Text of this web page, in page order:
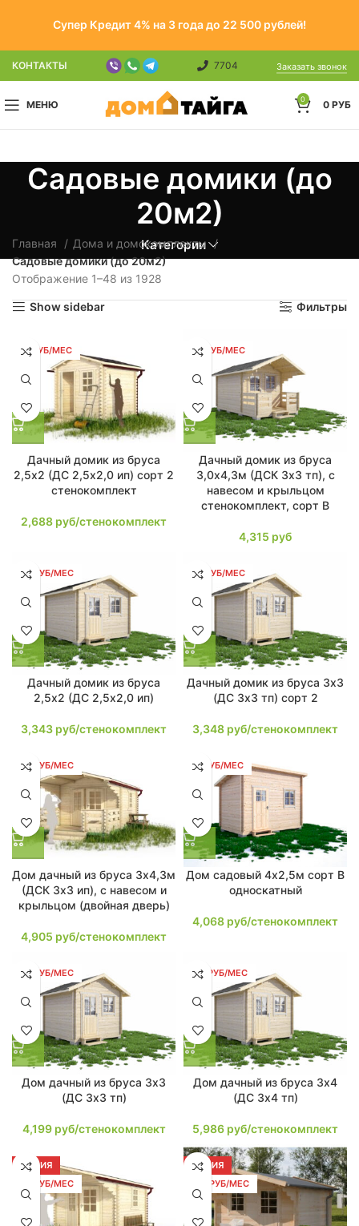
Супер Кредит 4% на 3 года до 22 500 рублей!
КОНТАКТЫ 7704 Заказать звонок
МЕНЮ 0 0 РУБ
Садовые домики (до
20м2)
Категории
Главная
Дома и домокомплекты
Садовые домики (до 20м2)
Отображение 1–48 из 1928
Show sidebar Фильтры
51 РУБ/МЕС
Дачный домик из бруса
2,5х2 (ДС 2,5х2,0 ип) сорт 2
стенокомплект
2,688 руб/стенокомплект
82 РУБ/МЕС
Дачный домик из бруса
3,0х4,3м (ДСК 3х3 тп), с
навесом и крыльцом
стенокомплект, сорт В
4,315 руб
64 РУБ/МЕС
Дачный домик из бруса
2,5х2 (ДС 2,5х2,0 ип)
3,343 руб/стенокомплект
64 РУБ/МЕС
Дачный домик из бруса 3х3
(ДС 3х3 тп) сорт 2
3,348 руб/стенокомплект
93 РУБ/МЕС
Дом дачный из бруса 3х4,3м
(ДСК 3х3 ип), с навесом и
крыльцом (двойная дверь)
4,905 руб/стенокомплект
77 РУБ/МЕС
Дом садовый 4х2,5м сорт В
односкатный
4,068 руб/стенокомплект
80 РУБ/МЕС
Дом дачный из бруса 3х3
(ДС 3х3 тп)
4,199 руб/стенокомплект
114 РУБ/МЕС
Дом дачный из бруса 3х4
(ДС 3х4 тп)
5,986 руб/стенокомплект
АКЦИЯ
98 РУБ/МЕС
АКЦИЯ
102 РУБ/МЕС